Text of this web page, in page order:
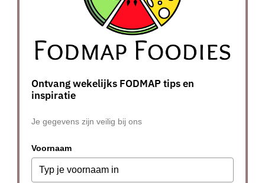
Ontvang wekelijks FODMAP tips en
inspiratie
Je gegevens zijn veilig bij ons
Voornaam